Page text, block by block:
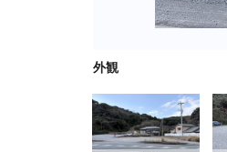
外観